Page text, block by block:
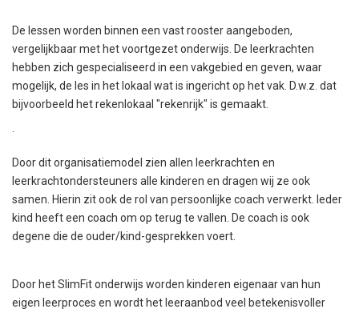
De lessen worden binnen een vast rooster aangeboden,
vergelijkbaar met het voortgezet onderwijs. De leerkrachten
hebben zich gespecialiseerd in een vakgebied en geven, waar
mogelijk, de les in het lokaal wat is ingericht op het vak. D.w.z. dat
bijvoorbeeld het rekenlokaal "rekenrijk" is gemaakt.
Door dit organisatiemodel zien allen leerkrachten en
leerkrachtondersteuners alle kinderen en dragen wij ze ook
samen. Hierin zit ook de rol van persoonlijke coach verwerkt. Ieder
kind heeft een coach om op terug te vallen. De coach is ook
degene die de ouder/kind-gesprekken voert.
Door het SlimFit onderwijs worden kinderen eigenaar van hun
eigen leerproces en wordt het leeraanbod veel betekenisvoller